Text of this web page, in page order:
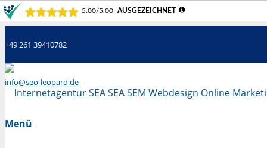
+49 261 39410782
info@seo-leopard.de
Menü